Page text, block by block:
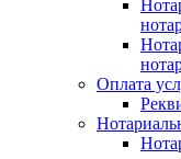
Оплата